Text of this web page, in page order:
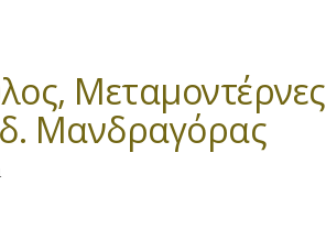
Μεταμοντέρνες
Μανδραγόρας